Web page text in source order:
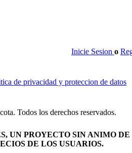
Inicie Sesion o
de privacidad y proteccion de datos
Todos los derechos reservados.
UN PROYECTO SIN ANIMO
DE LOS USUARIOS.